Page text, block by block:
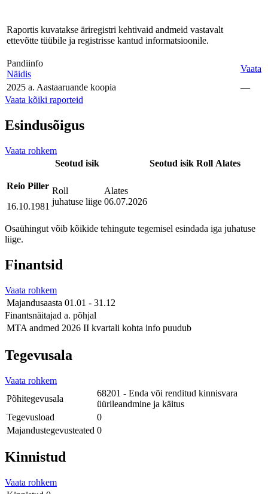
Raportis kuvatakse äriregistri kehtivaid andmeid vastavalt
ettevõtte tüübile ja registrisse kantud informatsioonile.
Pandiinfo
Näidis
Vaata
2025 a. Aastaaruande koopia
—
Vaata kõiki raporteid
Esindusõigus
Vaata rohkem
Seotud isik
Seotud isik Roll Alates
Reio Piller
16.10.1981
Roll
juhatuse liige
Alates
06.07.2026
Osaühingut võib kõikide tehingute tegemisel esindada iga juhatuse
liige.
Finantsid
Vaata rohkem
Majandusaasta 01.01 - 31.12
Finantsnäitajad a. põhjal
MTA andmed 2026 II kvartali kohta info puudub
Tegevusala
Vaata rohkem
Põhitegevusala
68201 - Enda või renditud kinnisvara
üürileandmine ja käitus
Tegevusload
0
Majandustegevusteated 0
Kinnistud
Vaata rohkem